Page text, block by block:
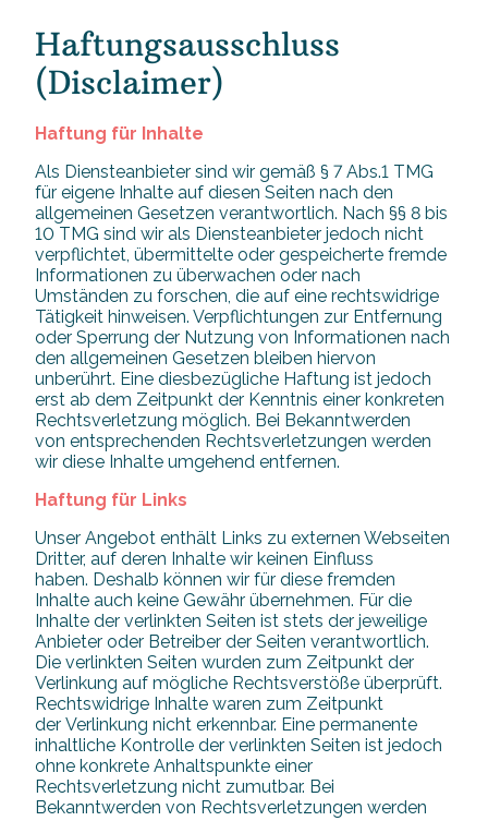
Haftungsausschluss
(Disclaimer)
Haftung für Inhalte
Als Diensteanbieter sind wir gemäß § 7 Abs.1 TMG
für eigene Inhalte auf diesen Seiten nach den
allgemeinen Gesetzen verantwortlich. Nach §§ 8 bis
10 TMG sind wir als Diensteanbieter jedoch nicht
verpflichtet, übermittelte oder gespeicherte fremde
Informationen zu überwachen oder nach
Umständen zu forschen, die auf eine rechtswidrige
Tätigkeit hinweisen. Verpflichtungen zur Entfernung
oder Sperrung der Nutzung von Informationen nach
den allgemeinen Gesetzen bleiben hiervon
unberührt. Eine diesbezügliche Haftung ist jedoch
erst ab dem Zeitpunkt der Kenntnis einer konkreten
Rechtsverletzung möglich. Bei Bekanntwerden
von entsprechenden Rechtsverletzungen werden
wir diese Inhalte umgehend entfernen.
Haftung für Links
Unser Angebot enthält Links zu externen Webseiten
Dritter, auf deren Inhalte wir keinen Einfluss
haben. Deshalb können wir für diese fremden
Inhalte auch keine Gewähr übernehmen. Für die
Inhalte der verlinkten Seiten ist stets der jeweilige
Anbieter oder Betreiber der Seiten verantwortlich.
Die verlinkten Seiten wurden zum Zeitpunkt der
Verlinkung auf mögliche Rechtsverstöße überprüft.
Rechtswidrige Inhalte waren zum Zeitpunkt
der Verlinkung nicht erkennbar. Eine permanente
inhaltliche Kontrolle der verlinkten Seiten ist jedoch
ohne konkrete Anhaltspunkte einer
Rechtsverletzung nicht zumutbar. Bei
Bekanntwerden von Rechtsverletzungen werden